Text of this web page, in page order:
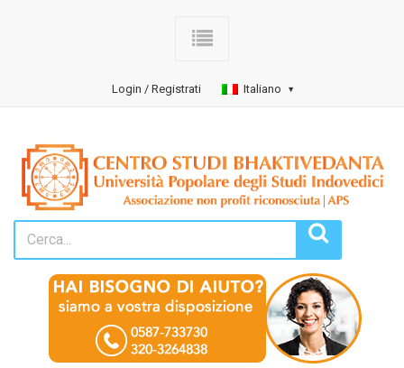
Login / Registrati Italiano